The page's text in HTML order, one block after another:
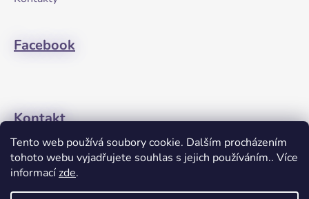
Tento web používá soubory cookie. Dalším procházením
tohoto webu vyjadřujete souhlas s jejich používáním.. Více
informacízde.
Facebook
Kontakt
+420608274762